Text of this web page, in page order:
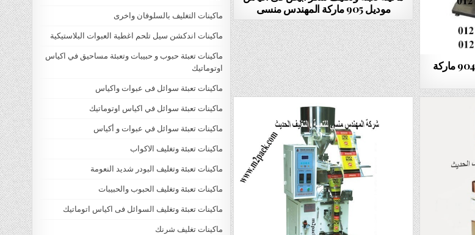
موديل 905 ماركة المهندس منسى
ماكينه تعبئة ارز ابيض موديل 904 ماركة
ماكينات التغليف بالسلوفان واخرى
ماكينات اندكشن سيل تلحم اغطية العبوات البلاستيكية
ماكينات تعبئة حبوب و حبيبات وتعبئة مساحيق في اكياس
اوتوماتيك
ماكينات تعبئة سوائل فى عبوات واكياس
ماكينات تعبئة سوائل في اكياس اوتوماتيك
ماكينات تعبئة سوائل في عبوات و أكياس
ماكينات تعبئة وتغليف الاكواب
ماكينات تعبئة وتغليف البودر شديد النعومة
ماكينات تعبئة وتغليف الحبوب والحبيبات
ماكينات تعبئة وتغليف السوائل فى اكياس اتوماتيك
ماكينات تغليف شرنك